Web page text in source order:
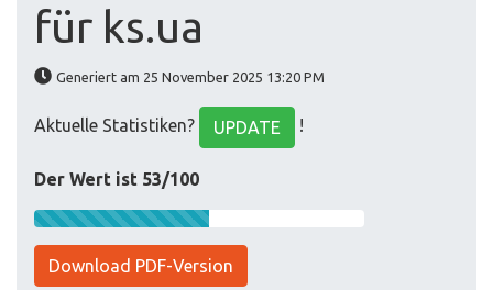
für ks.ua
Generiert am 25 November 2025 13:20 PM
Aktuelle Statistiken? UPDATE !
Der Wert ist 53/100
Download PDF-Version